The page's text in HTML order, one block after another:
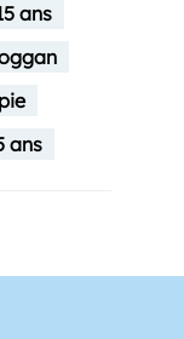
ans
ans